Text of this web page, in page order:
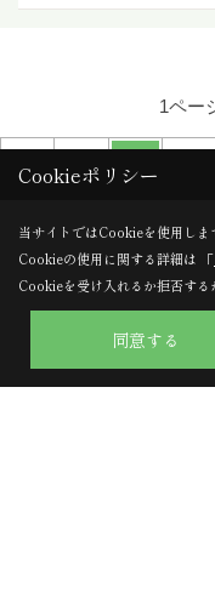
1ペー
Cookieポリシー
当サイトではCookieを使用しま
Cookieの使用に関する詳細は 「
Cookieを受け入れるか拒否する
同意する